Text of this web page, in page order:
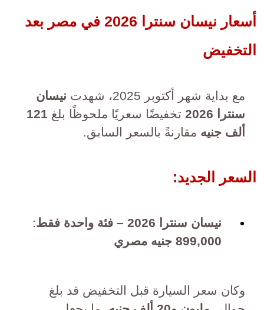
أسعار نيسان سنترا 2026 في مصر بعد
التخفيض
مع بداية شهر أكتوبر 2025، شهدت
نيسان
سنترا 2026
تخفيضًا سعريًا ملحوظًا بلغ 121
ألف جنيه مقارنةً بالسعر السابق.
السعر الجديد:
نيسان سنترا 2026 – فئة واحدة فقط
:
899,000 جنيه مصري
وكان سعر السيارة قبل التخفيض قد بلغ